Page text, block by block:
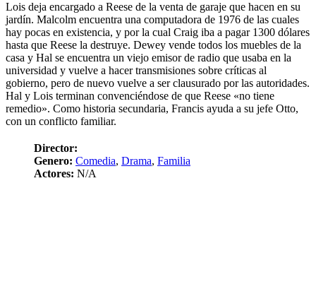
Lois deja encargado a Reese de la venta de garaje que hacen en su
jardín. Malcolm encuentra una computadora de 1976 de las cuales
hay pocas en existencia, y por la cual Craig iba a pagar 1300 dólares
hasta que Reese la destruye. Dewey vende todos los muebles de la
casa y Hal se encuentra un viejo emisor de radio que usaba en la
universidad y vuelve a hacer transmisiones sobre críticas al
gobierno, pero de nuevo vuelve a ser clausurado por las autoridades.
Hal y Lois terminan convenciéndose de que Reese «no tiene
remedio». Como historia secundaria, Francis ayuda a su jefe Otto,
con un conflicto familiar.
Director:
Genero: Comedia, Drama, Familia
Actores: N/A